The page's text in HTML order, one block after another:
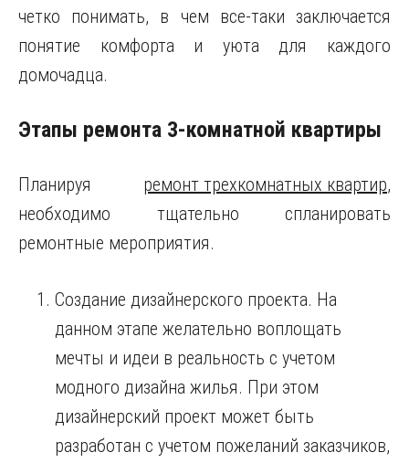
четко понимать, в чем все-таки заключается
понятие комфорта и уюта для каждого
домочадца.
Этапы ремонта 3-комнатной квартиры
Планируя ремонт трехкомнатных квартир,
необходимо тщательно спланировать
ремонтные мероприятия.
Создание дизайнерского проекта. На
данном этапе желательно воплощать
мечты и идеи в реальность с учетом
модного дизайна жилья. При этом
дизайнерский проект может быть
разработан с учетом пожеланий заказчиков,